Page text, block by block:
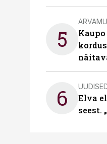
5
6
Elva
seest.